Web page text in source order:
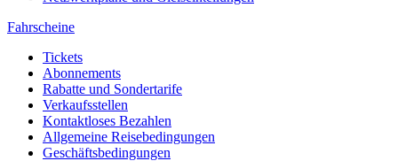
Fahrscheine
Tickets
Abonnements
Rabatte und Sondertarife
Verkaufsstellen
Kontaktloses Bezahlen
Allgemeine Reisebedingungen
Geschäftsbedingungen